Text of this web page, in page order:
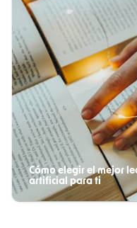
Cómo elegir el mejor
artificial para ti